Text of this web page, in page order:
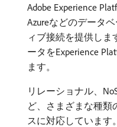
Adobe Experience
Azureなどのデータ
ィブ接続を提供し
ータをExperience
ます。
リレーショナル、
ど、さまざまな種類
スに対応しています